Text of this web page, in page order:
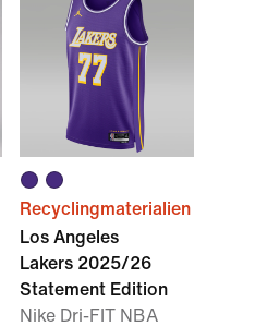
Recyclingmaterialien
Los Angeles
Lakers 2025/26
Statement Edition
Nike Dri-FIT NBA